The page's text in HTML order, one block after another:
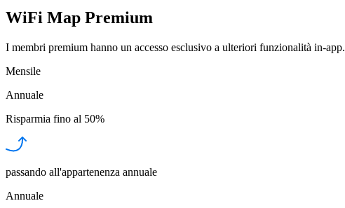
WiFi Map Premium
I membri premium hanno un accesso esclusivo a ulteriori funzionalità in-app.
Mensile
Annuale
Risparmia fino al 50%
passando all'appartenenza annuale
Annuale